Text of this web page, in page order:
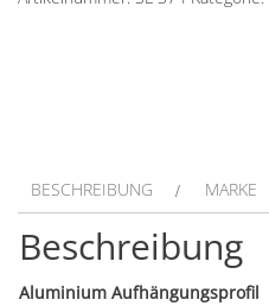
BESCHREIBUNG MARKE
Beschreibung
Aluminium Aufhängungsprofil